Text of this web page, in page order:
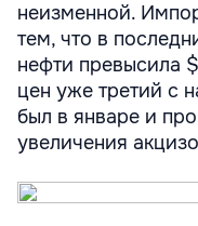
неизменной.
тем, что в
нефти превысила
цен уже третий с
был в январе и
увеличения